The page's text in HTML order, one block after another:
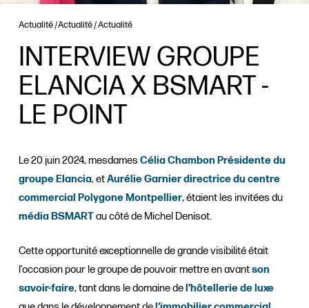
Actualité Actualité Actualité
INTERVIEW GROUPE
ELANCIA X BSMART -
LE POINT
Le 20 juin 2024, mesdamesCélia Chambon Présidente du
groupe Elancia, etAurélie Garnier directrice du centre
commercial Polygone Montpellier, étaient les invitées du
média BSMARTau côté de Michel Denisot.
Cette opportunité exceptionnelle de grande visibilité était
l’occasion pour le groupe de pouvoir mettre en avantson
savoir-faire, tant dans le domaine de l’hôtellerie de luxe